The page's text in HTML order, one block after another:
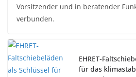
Vorsitzender und in beratender
verbunden.
EHRET-
für das